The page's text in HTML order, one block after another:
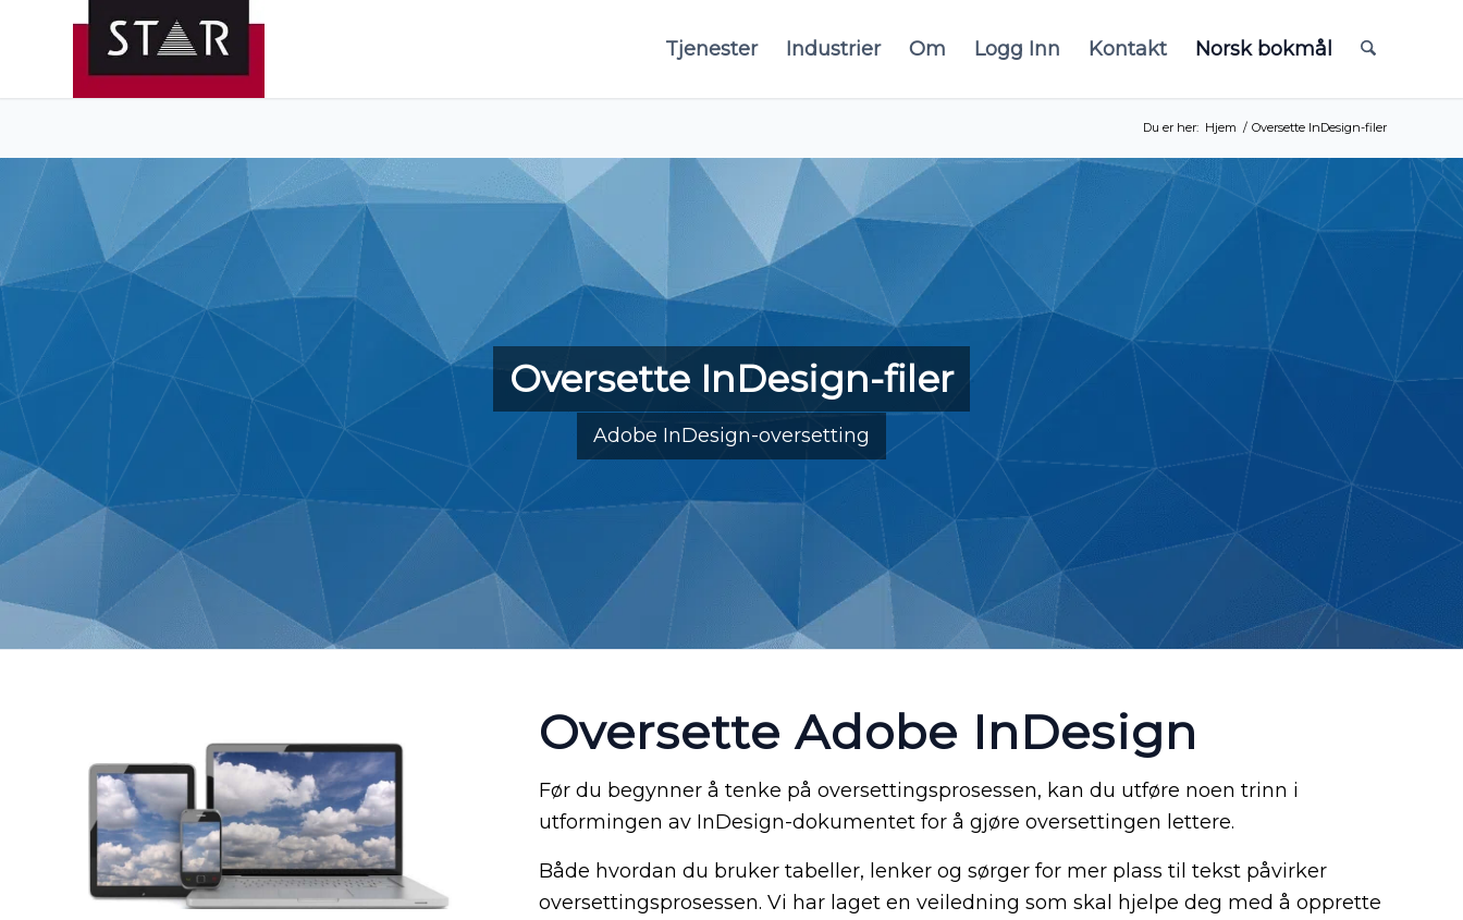
Tjenester Industrier Om Logg Inn Kontakt Norsk bokmål
Du er her: Hjem / Oversette InDesign-filer
Oversette InDesign-filer
Adobe InDesign-oversetting
Oversette Adobe InDesign
Før du begynner å tenke på oversettingsprosessen, kan du utføre noen trinn i
utformingen av InDesign-dokumentet for å gjøre oversettingen lettere.
Både hvordan du bruker tabeller, lenker og sørger for mer plass til tekst påvirker
oversettingsprosessen. Vi har laget en veiledning som skal hjelpe deg med å opprette